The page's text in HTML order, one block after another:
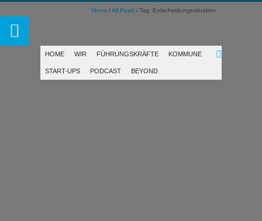
Home All Posts Tag: Entscheidungssituation
HOME WIR FÜHRUNGSKRÄFTE KOMMUNE
START-UPS PODCAST BEYOND